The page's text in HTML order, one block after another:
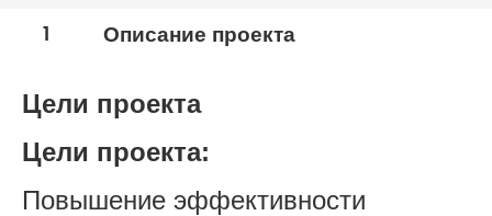
1 Описание проекта
Цели проекта
Цели проекта:
Повышение эффективности